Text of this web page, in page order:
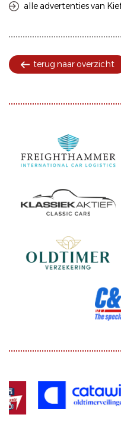
alle advertenties van
terug naar overzicht